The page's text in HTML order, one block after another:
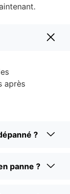
après
?
panne ?